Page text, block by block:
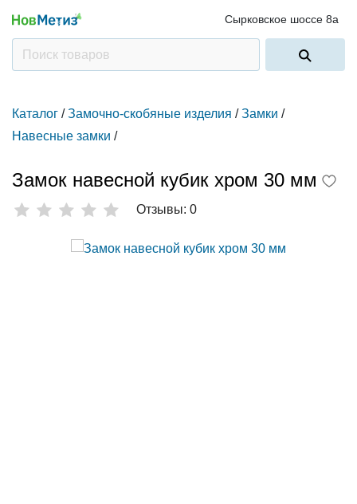
Сырковское шоссе 8а
Каталог / Замочно-скобяные изделия / Замки /
Навесные замки /
Замок навесной кубик хром 30 мм
Отзывы: 0